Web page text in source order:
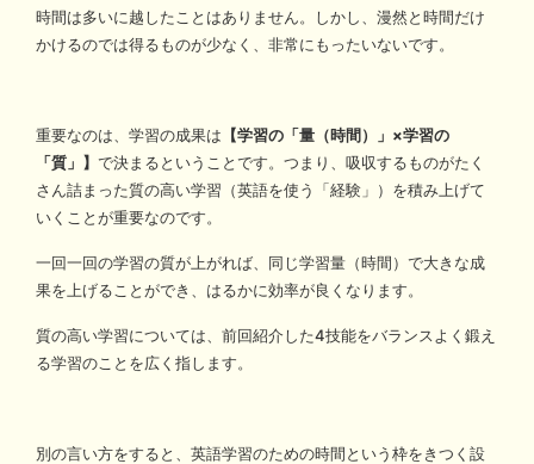
時間は多いに越したことはありません。しかし、漫然と時間だけ
かけるのでは得るものが少なく、非常にもったいないです。
重要なのは、学習の成果は 【学習の「量（時間）」×学習の
「質」】 で決まるということです。つまり、吸収するものがたく
さん詰まった質の高い学習（英語を使う「経験」）を積み上げて
いくことが重要なのです。
一回一回の学習の質が上がれば、同じ学習量（時間）で大きな成
果を上げることができ、はるかに効率が良くなります。
質の高い学習については、前回紹介した4技能をバランスよく鍛え
る学習のことを広く指します。
別の言い方をすると、英語学習のための時間という枠をきつく設